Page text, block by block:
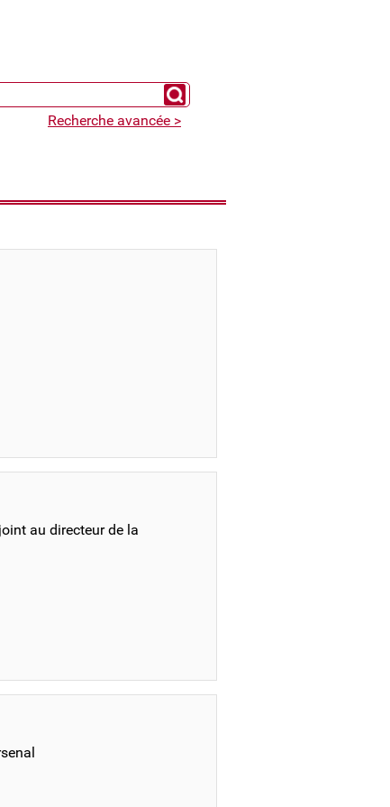
Chercher un expert
Recherche avancée >
au directeur de la